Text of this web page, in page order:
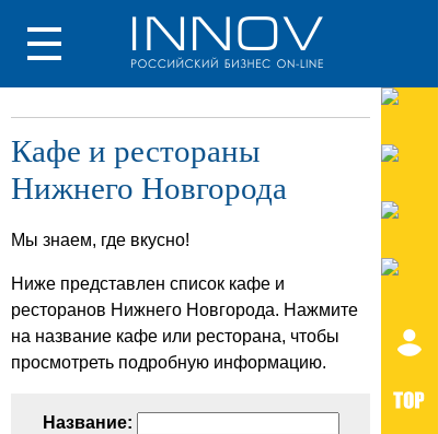
Кафе и рестораны
Нижнего Новгорода
Мы знаем, где вкусно!
Ниже представлен список кафе и
ресторанов Нижнего Новгорода. Нажмите
на название кафе или ресторана, чтобы
просмотреть подробную информацию.
Название: